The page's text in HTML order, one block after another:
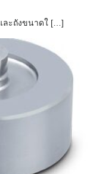
ละถังขนาดใ […]